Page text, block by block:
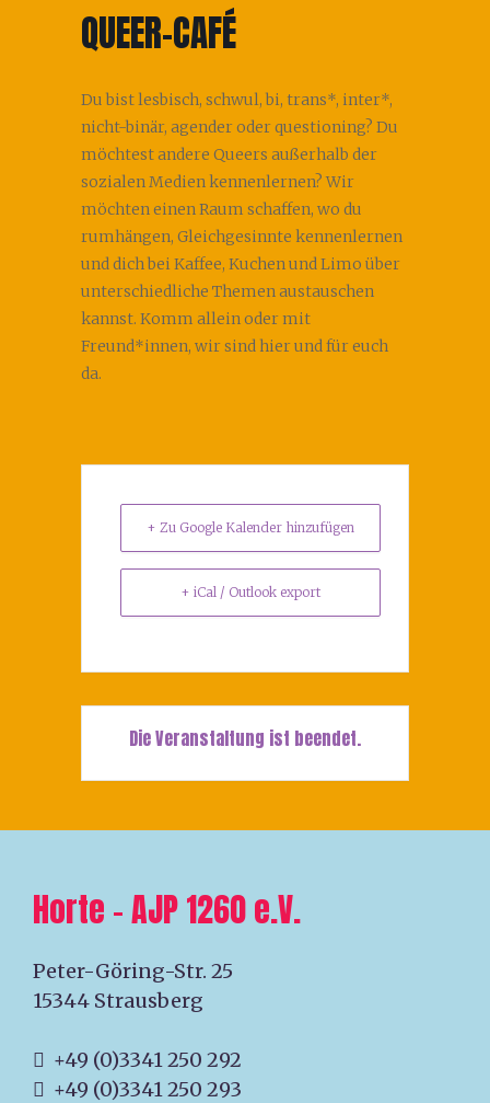
QUEER-CAFÉ
Du bist lesbisch, schwul, bi, trans*, inter*,
nicht-binär, agender oder questioning? Du
möchtest andere Queers außerhalb der
sozialen Medien kennenlernen? Wir
möchten einen Raum schaffen, wo du
rumhängen, Gleichgesinnte kennenlernen
und dich bei Kaffee, Kuchen und Limo über
unterschiedliche Themen austauschen
kannst. Komm allein oder mit
Freund*innen, wir sind hier und für euch
da.
+ Zu Google Kalender hinzufügen
+ iCal / Outlook export
Die Veranstaltung ist beendet.
Horte – AJP 1260 e.V.
Peter-Göring-Str. 25
15344 Strausberg
+49 (0)3341 250 292
+49 (0)3341 250 293